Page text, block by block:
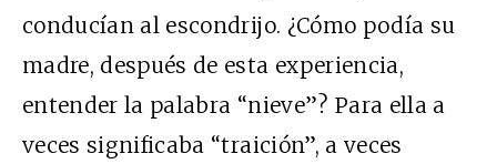
conducían al escondrijo. ¿Cómo podía su
madre, después de esta experiencia,
entender la palabra “nieve”? Para ella a
veces significaba “traición”, a veces